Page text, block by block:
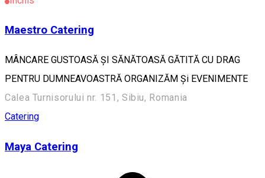
Maestro Catering
MÂNCARE GUSTOASĂ ȘI SĂNĂTOASĂ GĂTITĂ CU DRAG
PENTRU DUMNEAVOASTRĂ ORGANIZĂM Și EVENIMENTE
Calea Turnisorului nr. 151, Sibiu, Romania
Catering
Maya Catering